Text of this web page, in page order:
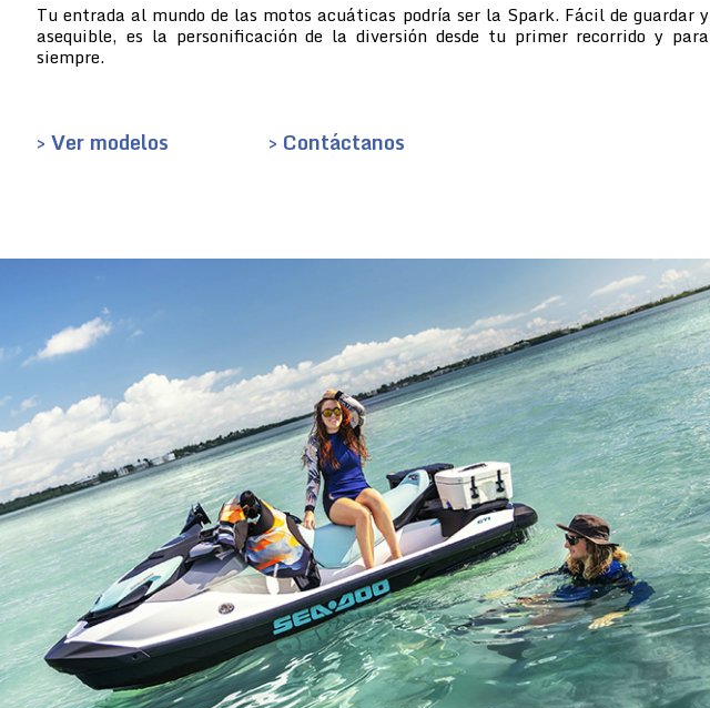
Tu entrada al mundo de las motos acuáticas podría ser la Spark. Fácil de guardar y
asequible, es la personificación de la diversión desde tu primer recorrido y para
siempre.
> Ver modelos > Contáctanos